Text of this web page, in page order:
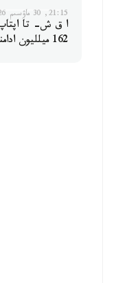
21:15, 30 ماۋسىم 2026
ا ق ش- تا اپتاپ
162 ميلليون ادامنىڭ ومىرىنە قاۋىپ ءتونىپ تۇر